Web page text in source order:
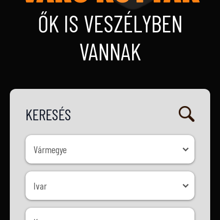
ŐK IS VESZÉLYBEN
VANNAK
KERESÉS
Vármegye
Vármegye
Ivar
Ivar
Kor